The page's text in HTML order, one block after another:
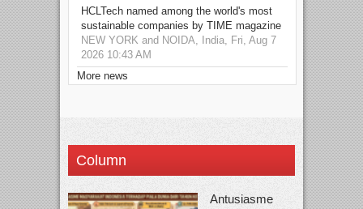
HCLTech named among the world's most
sustainable companies by TIME magazine
NEW YORK and NOIDA, India, Fri, Aug 7
2026 10:43 AM
More news
Column
Antusiasme